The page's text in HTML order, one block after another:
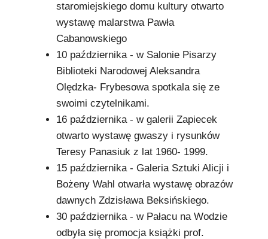
staromiejskiego domu kultury otwarto
wystawę malarstwa Pawła
Cabanowskiego
10 października - w Salonie Pisarzy
Biblioteki Narodowej Aleksandra
Olędzka- Frybesowa spotkala się ze
swoimi czytelnikami.
16 października - w galerii Zapiecek
otwarto wystawę gwaszy i rysunków
Teresy Panasiuk z lat 1960- 1999.
15 października - Galeria Sztuki Alicji i
Bożeny Wahl otwarła wystawę obrazów
dawnych Zdzisława Beksińskiego.
30 października - w Pałacu na Wodzie
odbyła się promocja książki prof.